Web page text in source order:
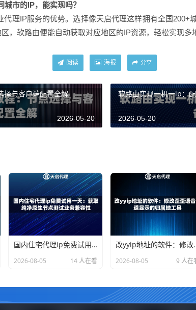
市的IP，能实现吗？
代理IP服务的优势。选择像天启代理这样拥有全国200+
，软路由便能自动获取对应地区的IP资源，轻松实现多
阅读 海报 分享
择与客户端配置全解
2026-05-20
软路由实现一机一ip：
2026-05-20
国内住宅代理ip免费试用一天：获取纯净原生节点测试业务兼容性
2026-08-05 14 人在看
改yyip地址的软
2026-08-05 9 人在